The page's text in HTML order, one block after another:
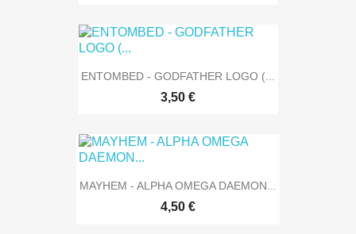
ENTOMBED - GODFATHER LOGO (...
3,50 €
MAYHEM - ALPHA OMEGA DAEMON...
4,50 €